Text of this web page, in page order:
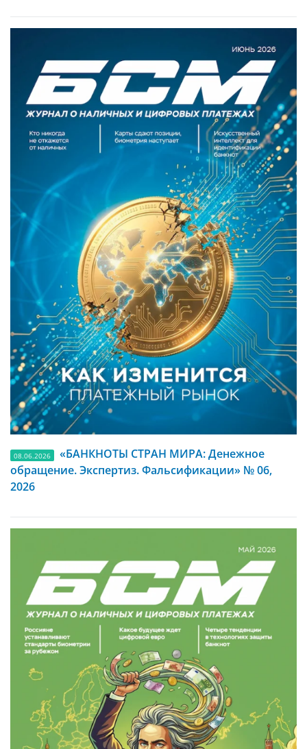
08.06.2026
«БАНКНОТЫ СТРАН МИРА: Денежное
обращение. Экспертиз. Фальсификации» № 06,
2026